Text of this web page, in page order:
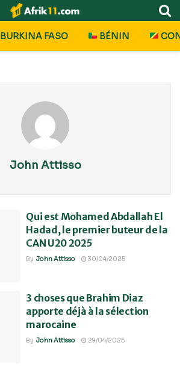
BURKINA FASO BÉNIN
John Attisso
Qui est Mohamed Abdallah El
Hadad, le premier buteur de la
CAN U20 2025
By John Attisso 30/04/2025
3 choses que Brahim Diaz
apporte déjà à la sélection
marocaine
By John Attisso 29/04/2025